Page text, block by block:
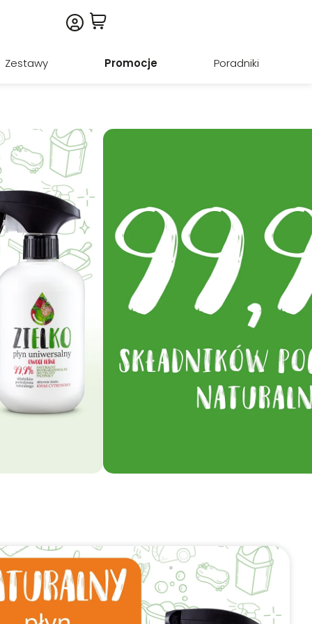
Zestawy Promocje Poradniki
do czyszczenia powierzchni
powierzchni w całym domu, oparty na
pozostawia świeży zapach i idealną czystość.
sprawdza się w codziennym sprzątaniu. To
jednego preparatu do wielu zastosowań.